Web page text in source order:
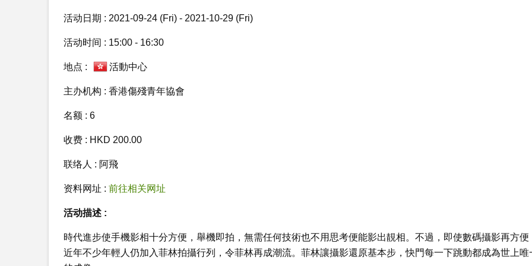
活动日期 : 2021-09-24 (Fri) - 2021-10-29 (Fri)
活动时间 : 15:00 - 16:30
地点 : 活動中心
主办机构 : 香港傷殘青年協會
名额 : 6
收费 : HKD 200.00
联络人 : 阿飛
资料网址 : 前往相关网址
活动描述 :
時代進步使手機影相十分方便，舉機即拍，無需任何技術也不用思考便能影出靚相。不過，即使數碼攝影再方便
近年不少年輕人仍加入菲林拍攝行列，令菲林再成潮流。菲林讓攝影還原基本步，快門每一下跳動都成為世上唯